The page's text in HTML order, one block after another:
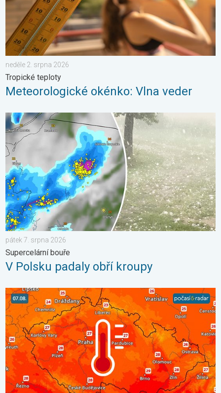
neděle 2. srpna 2026
Tropické teploty
Meteorologické okénko: Vlna veder
V Polsku padaly obří kroupy. Supercelární bouře. . . pátek 7.
pátek 7. srpna 2026
Supercelární bouře
V Polsku padaly obří kroupy
Snesitelnější teploty přinese až pátek. Vlna veder v Česku. . .